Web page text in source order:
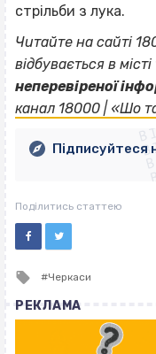
стрільби з лука.
Читайте на сайті
відбувається в місті
неперевіреної
канал 18000 | «Шо
Підписуйтеся
Поділитись статтею
Tagged
Черкаси
РЕКЛАМА